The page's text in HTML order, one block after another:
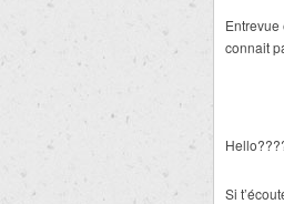
Entrevue
connait
Si